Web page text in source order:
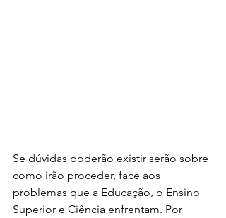
Se dúvidas poderão existir serão sobre
como irão proceder, face aos
problemas que a Educação, o Ensino
Superior e Ciência enfrentam. Por